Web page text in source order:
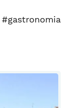
#gastronomia